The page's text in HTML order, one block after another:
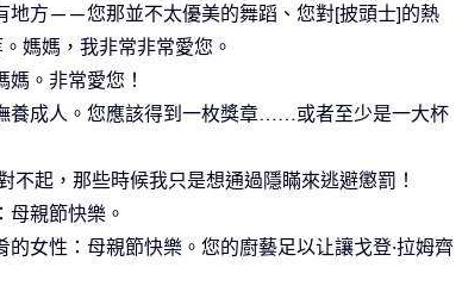
地方——您那並不太優美的舞蹈、您對[披頭士]的熱
媽媽，我非常非常愛您。
。非常愛您！
養成人。您應該得到一枚獎章……或者至少是一大杯
起，那些時候我只是想通過隱瞞來逃避懲罰！
母親節快樂。
女性：母親節快樂。您的廚藝足以让讓戈登·拉姆齊